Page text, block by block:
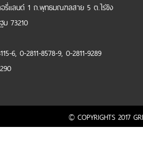
รี่แลนด์ 1 ถ.พุทธมณฑลสาย 5 ต.ไร่ขิง
73210
6, 0-2811-8578-9, 0-2811-9289
© COPYRIGHTS 2017